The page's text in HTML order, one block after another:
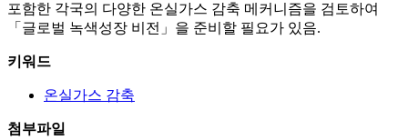
포함한 각국의 다양한 온실가스 감축 메커니즘을 검토하여
「글로벌 녹색성장 비전」을 준비할 필요가 있음.
키워드
온실가스 감축
첨부파일